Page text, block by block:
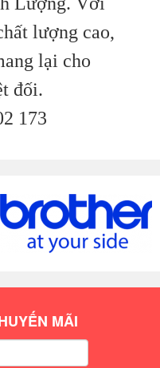
lượng cao,
lại cho
đối.
173
MÃI